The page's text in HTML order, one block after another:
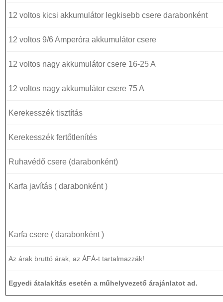
12 voltos kicsi akkumulátor legkisebb csere darabonként
12 voltos 9/6 Amperóra akkumulátor csere
12 voltos nagy akkumulátor csere 16-25 A
12 voltos nagy akkumulátor csere 75 A
Kerekesszék tisztítás
Kerekesszék fertőtlenítés
Ruhavédő csere (darabonként)
Karfa javítás ( darabonként )
Karfa csere ( darabonként )
Az árak bruttó árak, az ÁFÁ-t tartalmazzák!
Egyedi átalakítás esetén a műhelyvezető árajánlatot ad.